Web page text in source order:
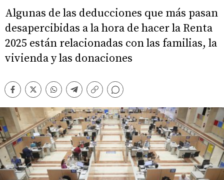
Algunas de las deducciones que más pasan
desapercibidas a la hora de hacer la Renta
2025 están relacionadas con las familias, la
vivienda y las donaciones
Facebook
TwitterWhatsappTelegram
Copiar
Comentarios